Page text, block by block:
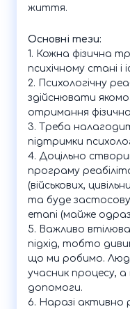
життя.
Основні тези:
1. Кожна фізична
психічному стані і
2. Психологічну
здійснювати
отримання
3. Треба
підтримки
4. Доцільно
програму
(військових,
та буде
етапі (майже
5. Важливо
підхід, тобто
що ми робимо.
учасник процесу,
допомоги.
6. Наразі активно